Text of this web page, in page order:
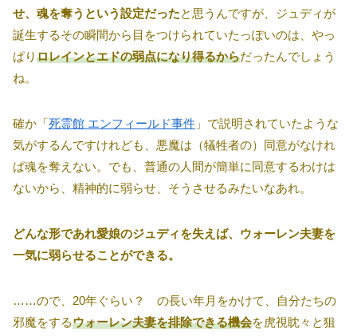
せ、魂を奪うという設定だったと思うんですが、ジュディが
誕生するその瞬間から目をつけられていたっぽいのは、やっ
ぱりロレインとエドの弱点になり得るからだったんでしょう
ね。
確か「死霊館 エンフィールド事件 」で説明されていたような
気がするんですけれども、悪魔は（犠牲者の）同意がなけれ
ば魂を奪えない。でも、普通の人間が簡単に同意するわけは
ないから、精神的に弱らせ、そうさせるみたいなあれ。
どんな形であれ愛娘のジュディを失えば、ウォーレン夫妻を
一気に弱らせることができる。
……ので、20年ぐらい？ の長い年月をかけて、自分たちの
邪魔をするウォーレン夫妻を排除できる機会を虎視眈々と狙